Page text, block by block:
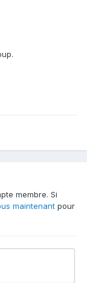
membre. Si
maintenant pour